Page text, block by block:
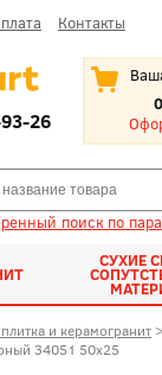
Контакты
26
поиск по
СУХИЕ
и керамогранит
34051 50x25